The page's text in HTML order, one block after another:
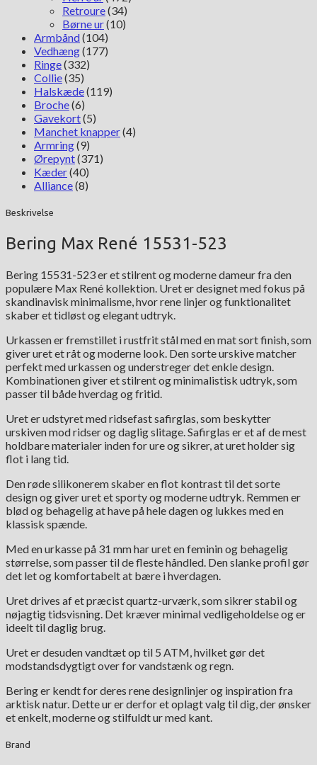
Retroure(34)
Børne ur(10)
Armbånd(104)
Vedhæng(177)
Ringe(332)
Collie(35)
Halskæde(119)
Broche(6)
Gavekort(5)
Manchet knapper(4)
Armring(9)
Ørepynt(371)
Kæder(40)
Alliance(8)
Beskrivelse
Bering Max René 15531-523
Bering 15531-523 er et stilrent og moderne dameur fra den
populære Max René kollektion. Uret er designet med fokus på
skandinavisk minimalisme, hvor rene linjer og funktionalitet
skaber et tidløst og elegant udtryk.
Urkassen er fremstillet i rustfrit stål med en mat sort finish, som
giver uret et råt og moderne look. Den sorte urskive matcher
perfekt med urkassen og understreger det enkle design.
Kombinationen giver et stilrent og minimalistisk udtryk, som
passer til både hverdag og fritid.
Uret er udstyret med ridsefast safirglas, som beskytter
urskiven mod ridser og daglig slitage. Safirglas er et af de mest
holdbare materialer inden for ure og sikrer, at uret holder sig
flot i lang tid.
Den røde silikonerem skaber en flot kontrast til det sorte
design og giver uret et sporty og moderne udtryk. Remmen er
blød og behagelig at have på hele dagen og lukkes med en
klassisk spænde.
Med en urkasse på 31 mm har uret en feminin og behagelig
størrelse, som passer til de fleste håndled. Den slanke profil gør
det let og komfortabelt at bære i hverdagen.
Uret drives af et præcist quartz-urværk, som sikrer stabil og
nøjagtig tidsvisning. Det kræver minimal vedligeholdelse og er
ideelt til daglig brug.
Uret er desuden vandtæt op til 5 ATM, hvilket gør det
modstandsdygtigt over for vandstænk og regn.
Bering er kendt for deres rene designlinjer og inspiration fra
arktisk natur. Dette ur er derfor et oplagt valg til dig, der ønsker
et enkelt, moderne og stilfuldt ur med kant.
Brand